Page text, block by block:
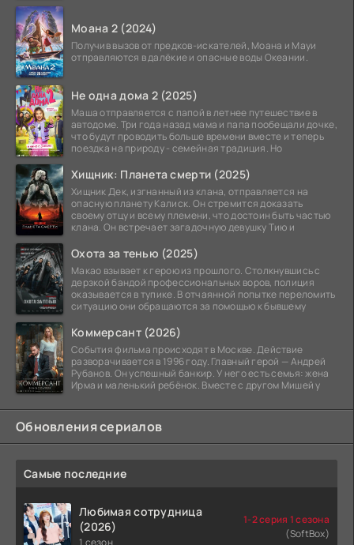
Моана 2 (2024)
Получив вызов от предков-искателей, Моана и Мауи
отправляются в далёкие и опасные воды Океании.
Не одна дома 2 (2025)
Маша отправляется с папой в летнее путешествие в
автодоме. Три года назад мама и папа пообещали дочке,
что будут проводить больше времени вместе и теперь
поездка на природу - семейная традиция. Но
Хищник: Планета смерти (2025)
Хищник Дек, изгнанный из клана, отправляется на
опасную планету Калиск. Он стремится доказать
своему отцу и всему племени, что достоин быть частью
клана. Он встречает загадочную девушку Тию и
Охота за тенью (2025)
Макао взывает к герою из прошлого. Столкнувшись с
дерзкой бандой профессиональных воров, полиция
оказывается в тупике. В отчаянной попытке переломить
ситуацию они обращаются за помощью к бывшему
Коммерсант (2026)
События фильма происходят в Москве. Действие
разворачивается в 1996 году. Главный герой — Андрей
Рубанов. Он успешный банкир. У него есть семья: жена
Ирма и маленький ребёнок. Вместе с другом Мишей у
Обновления сериалов
Самые последние
Любимая сотрудница
(2026)
1-2 серия 1 сезона
(SoftBox)